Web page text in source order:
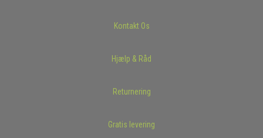
Kontakt Os
Hjælp & Råd
Returnering
Gratis levering